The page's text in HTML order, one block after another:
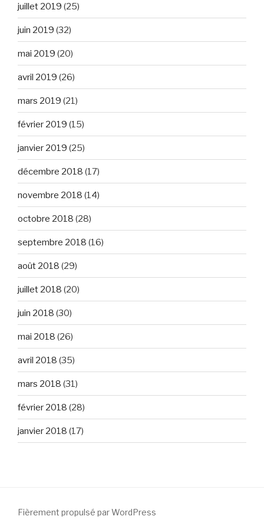
juillet 2019 (25)
juin 2019 (32)
mai 2019 (20)
avril 2019 (26)
mars 2019 (21)
février 2019 (15)
janvier 2019 (25)
décembre 2018 (17)
novembre 2018 (14)
octobre 2018 (28)
septembre 2018 (16)
août 2018 (29)
juillet 2018 (20)
juin 2018 (30)
mai 2018 (26)
avril 2018 (35)
mars 2018 (31)
février 2018 (28)
janvier 2018 (17)
Fièrement propulsé par WordPress